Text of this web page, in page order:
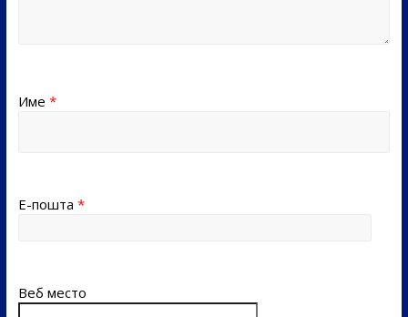
Име *
Е-пошта *
Веб место